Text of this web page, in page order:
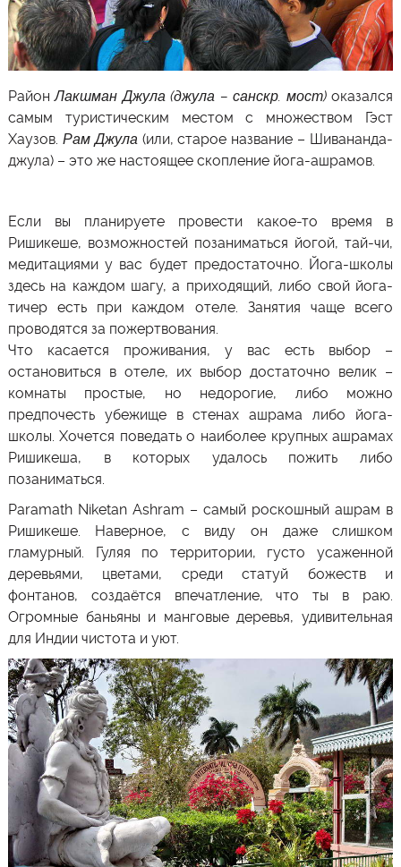
РайонЛакшман Джула (джула – санскр. мост)оказался
самым туристическим местом с множеством Гэст
Хаузов. Рам Джула (или, старое название – Шивананда-
джула) – это же настоящее скопление йога-ашрамов.
Если вы планируете провести какое-то время в
Ришикеше, возможностей позаниматься йогой, тай-чи,
медитациями у вас будет предостаточно. Йога-школы
здесь на каждом шагу, а приходящий, либо свой йога-
тичер есть при каждом отеле. Занятия чаще всего
проводятся за пожертвования.
Что касается проживания, у вас есть выбор –
остановиться в отеле, их выбор достаточно велик –
комнаты простые, но недорогие, либо можно
предпочесть убежище в стенах ашрама либо йога-
школы. Хочется поведать о наиболее крупных ашрамах
Ришикеша, в которых удалось пожить либо
позаниматься.
Paramath Niketan Ashram – самый роскошный ашрам в
Ришикеше. Наверное, с виду он даже слишком
гламурный. Гуляя по территории, густо усаженной
деревьями, цветами, среди статуй божеств и
фонтанов, создаётся впечатление, что ты в раю.
Огромные баньяны и манговые деревья, удивительная
для Индии чистота и уют.